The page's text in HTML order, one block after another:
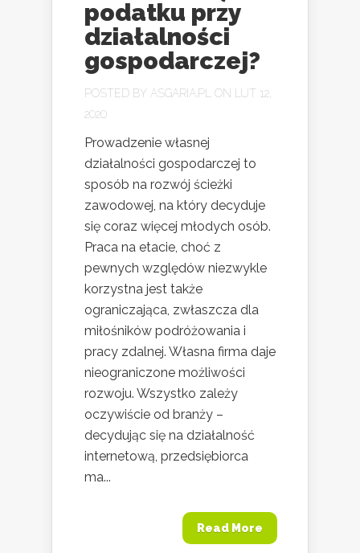
podatku przy
działalności
gospodarczej?
POSTED BY ASGARIA.PL
ON LUT 12,
2020
Prowadzenie własnej
działalności gospodarczej to
sposób na rozwój ścieżki
zawodowej, na który decyduje
się coraz więcej młodych osób.
Praca na etacie, choć z
pewnych względów niezwykle
korzystna jest także
ograniczająca, zwłaszcza dla
miłośników podróżowania i
pracy zdalnej. Własna firma daje
nieograniczone możliwości
rozwoju. Wszystko zależy
oczywiście od branży –
decydując się na działalność
internetową, przedsiębiorca
ma...
Read More